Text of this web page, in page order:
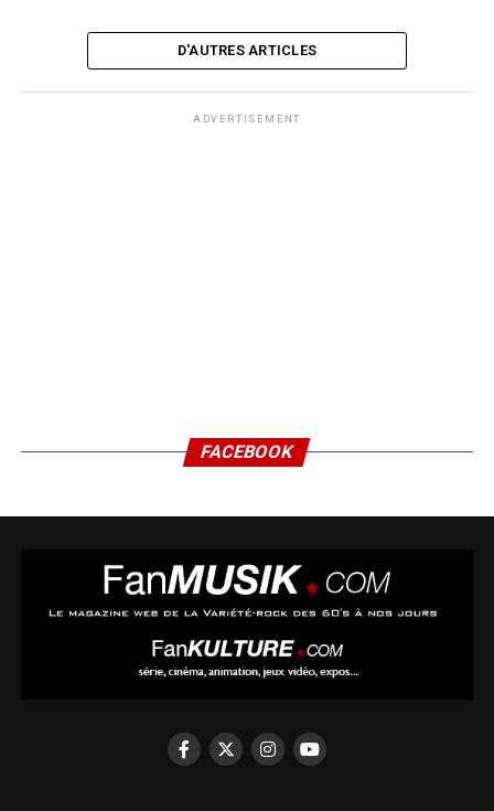
D'AUTRES ARTICLES
ADVERTISEMENT
FACEBOOK